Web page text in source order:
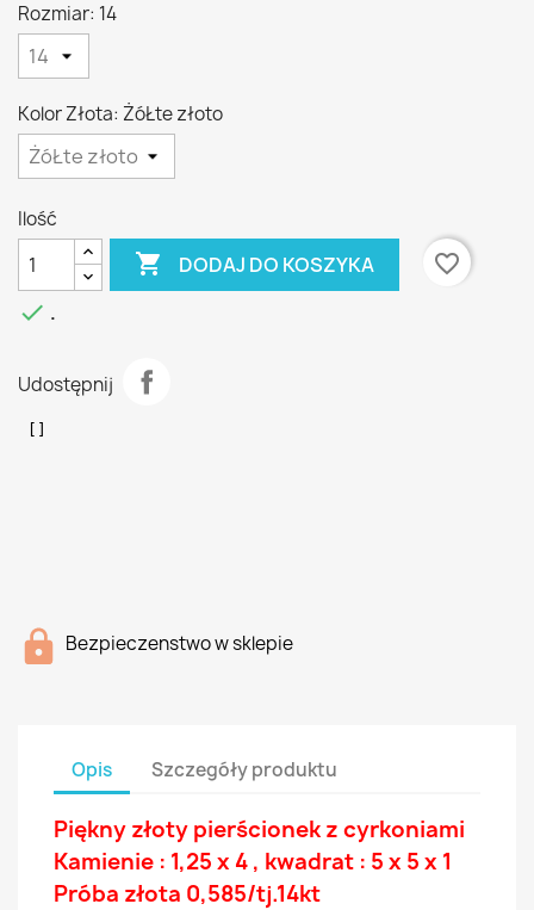
Rozmiar: 14
Kolor Złota: ŻóŁte złoto
Ilość
 DODAJ DO KOSZYKA
favorite_border
 .
Udostępnij
Bezpieczenstwo w sklepie
Opis Szczegóły produktu
Piękny złoty pierścionek z cyrkoniami
Kamienie : 1,25 x 4 , kwadrat : 5 x 5 x 1
Próba złota 0,585/tj.14kt